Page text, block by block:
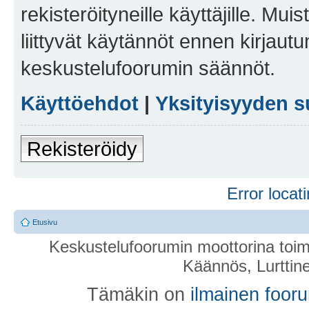
rekisteröityneille käyttäjille.
liittyvät käytännöt ennen
keskustelufoorumin säännöt.
Käyttöehdot | Yksityisyyden
Rekisteröidy
Error
Etusivu
Keskustelufoorumin moottorina
Käännös,
Tämäkin on ilmainen